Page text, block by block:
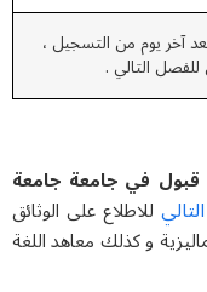
يوم من التسجيل ،
التالي .
في جامعة جامعة
للاطلاع على الوثائق
و كذلك معاهد اللغة